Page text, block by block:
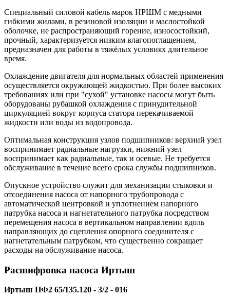
Специальный силовой кабель марок НРШМ с медными
гибкими жилами, в резиновой изоляции и маслостойкой
оболочке, не распространяющий горение, износостойкий,
прочный, характеризуется низким влагопоглащением,
предназначен для работы в тяжёлых условиях длительное
время.
Охлаждение двигателя для нормальных областей применения
осуществляется окружающей жидкостью. При более высоких
требованиях или при "сухой" установке насосы могут быть
оборудованы рубашкой охлаждения с принудительной
циркуляцией вокруг корпуса статора перекачиваемой
жидкости или воды из водопровода.
Оптимальная конструкция узлов подшипников: верхний узел
воспринимает радиальные нагрузки, нижний узел
воспринимает как радиальные, так и осевые. Не требуется
обслуживание в течение всего срока службы подшипников.
Опускное устройство служит для механизации стыковки и
отсоединения насоса от напорного трубопровода с
автоматической центровкой и уплотнением напорного
патрубка насоса и нагнетательного патрубка посредством
перемещения насоса в вертикальном направлении вдоль
направляющих до сцепления опорного соединителя с
нагнетательным патрубком, что существенно сокращает
расходы на обслуживание насоса.
Расшифровка насоса Иртыш
Иртыш ПФ2 65/135.120 - 3/2 - 016